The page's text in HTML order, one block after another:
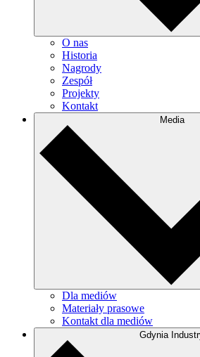
O nas
Historia
Nagrody
Zespół
Projekty
Kontakt
Media
Dla mediów
Materiały prasowe
Kontakt dla mediów
Gdynia